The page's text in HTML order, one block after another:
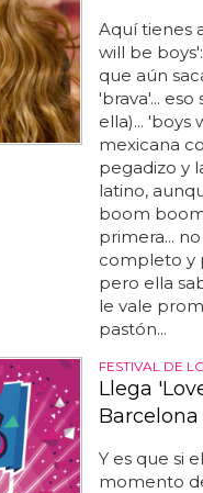
Aquí tienes
will be
que aún
'brava'...
ella)...
mexicana
pegadizo y
latino,
boom
primera...
completo y
pero ella
le vale
pastón...
FESTIVAL DE
Llega
Barcelona
Y es que si
momento